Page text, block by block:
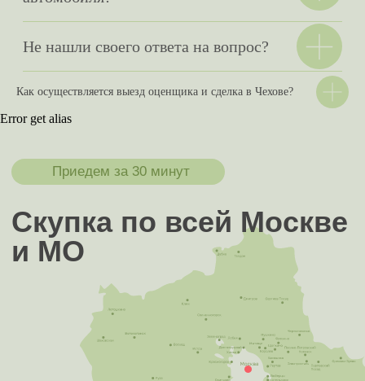
Как осуществляется выезд оценщика и сделка в Чехове?
Error get alias